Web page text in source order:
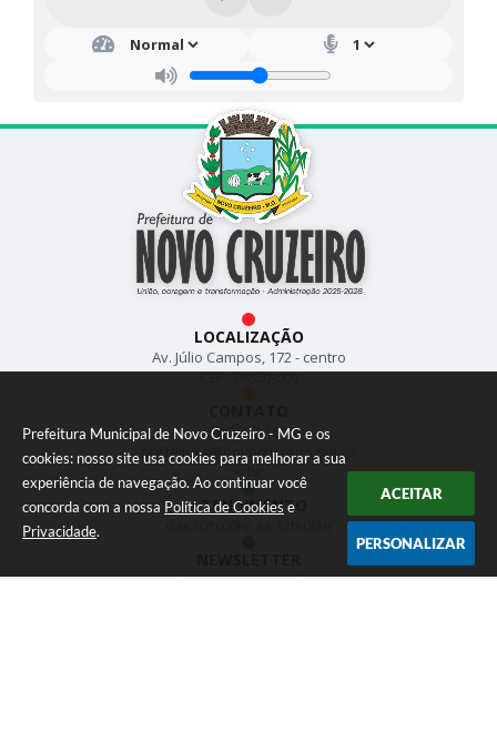
Prefeitura Municipal de Novo Cruzeiro - MG e os
cookies: nosso site usa cookies para melhorar a sua
experiência de navegação. Ao continuar você
concorda com a nossa Política de Cookies e
Privacidade.
ACEITAR
PERSONALIZAR
LOCALIZAÇÃO
Av. Júlio Campos, 172 - centro
CEP: 39820-000
(33) 3533-1897
prefeitura@novocruzeiro.mg.go
ATENDIMENTO
Inscreva-se e receba